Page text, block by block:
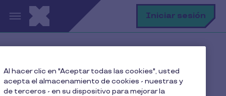
Pasar al contenido principal Iniciar sesión
Seguridad y privacidad
Desconocimiento de transacciones
Al hacer clic en "Aceptar todas las cookies", usted
acepta el almacenamiento de cookies - nuestras y
de terceros - en su dispositivo para mejorar la